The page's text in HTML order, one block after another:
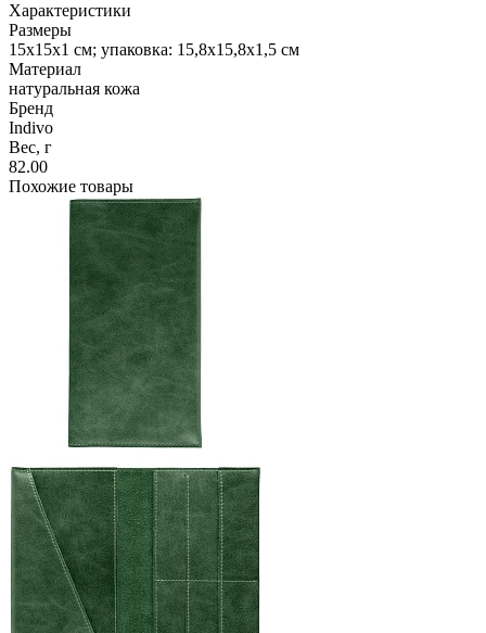
Характеристики
Размеры
15х15х1 см; упаковка: 15,8х15,8х1,5 см
Материал
натуральная кожа
Бренд
Indivo
Вес, г
82.00
Похожие товары